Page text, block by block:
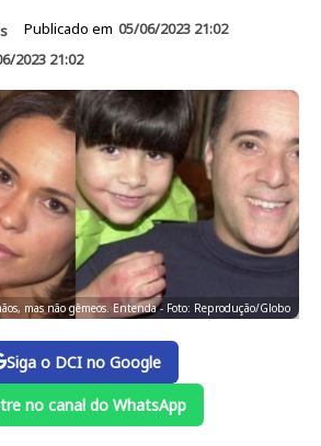
Publicado em 05/06/2023 21:02
2023 21:02
mas não gêmeos. Entenda - Foto: Reprodução/Globo
Siga o DCI no Google
no canal do WhatsApp